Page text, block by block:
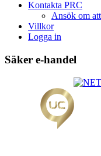
Kontakta PRC
Ansök om
Villkor
Logga in
Säker e-handel